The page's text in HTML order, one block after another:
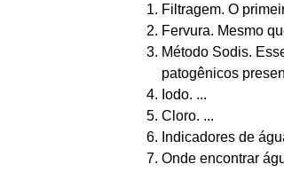
Filtragem. O
Fervura. Mesmo
Método Sodis.
patogênicos
Iodo. ...
Cloro. ...
Indicadores de
Onde encontrar